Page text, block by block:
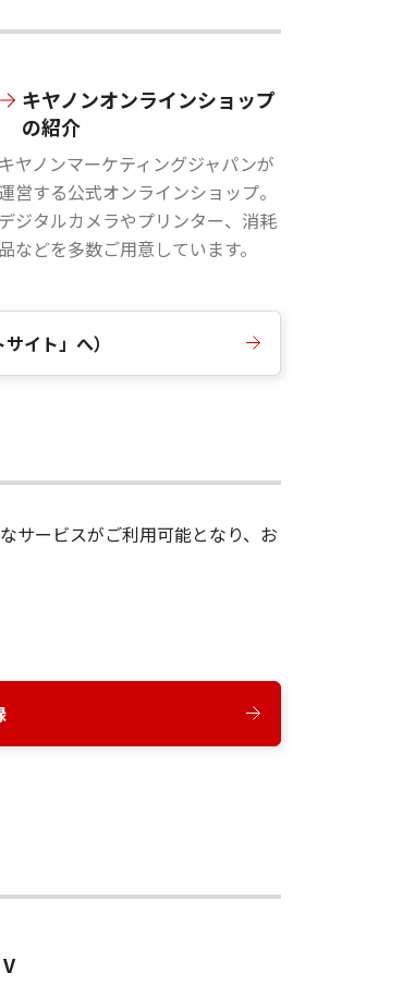
キヤノンオンラインショップ
の紹介
キヤノンマーケティングジャパンが
営する公式オンラインショップ。
デジタルカメラやプリンター、消耗
品などを多数ご用意しています。
イト」へ）
サービスがご利用可能となり、お